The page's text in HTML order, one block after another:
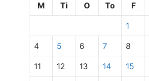
specifikke
M
Ti O To F
1
4 5 6 7 8
11 12 13 14 15